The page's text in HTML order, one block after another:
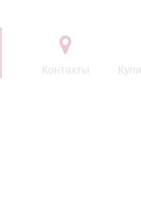
Контакты